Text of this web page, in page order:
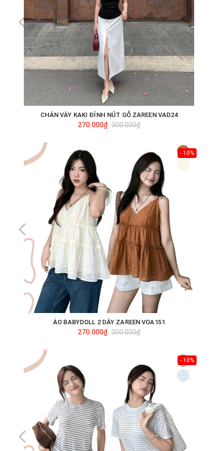
CHÂN VÁY KAKI ĐÍNH NÚT GỖ ZAREEN VAD24
270.000₫ 300.000₫
- 10%
ÁO BABYDOLL 2 DÂY ZAREEN VOA151
270.000₫ 300.000₫
- 10%